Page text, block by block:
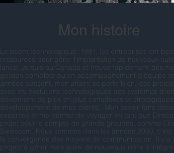
Mon histoire
Le boom technologique. 1991, les entreprises ont
ressources pour gérer l’implantation de nouveaux
lance. Je suis au Canada et trouve rapidement des
gestion complète ou en accompagnement d’équipe
années passent, mon affaire se porte bien, des projets
avec les évolutions technologiques des systèmes
deviennent de plus en plus complexes et stratégiques
développement de mes clients. ​ Mon savoir-faire
expertise et me permet de voyager en tant que
projet pour le compte de grands groupes, comme
Swisscom. Nous sommes dans les années 2000, c’est
la convergence des moyens de communication. Il y a
projets à gérer mais aussi de nouveaux défis à